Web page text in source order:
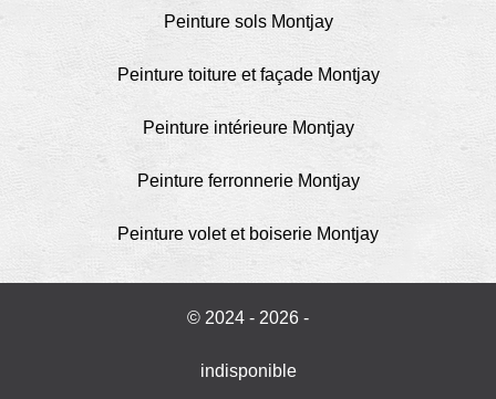
Peinture sols Montjay
Peinture toiture et façade Montjay
Peinture intérieure Montjay
Peinture ferronnerie Montjay
Peinture volet et boiserie Montjay
© 2024 - 2026 -
indisponible